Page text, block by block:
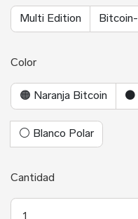
Multi Edition
Color
🟠 Naranja Bitcoin
⚪ Blanco Polar
Cantidad